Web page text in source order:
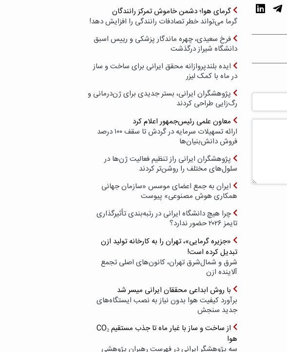
گرمای هوا؛ دشمن خاموش تمرکز رانندگان
گرما می‌تواند خطر تصادفات رانندگی را افزایش دهد!
فرخ سعیدی، چهره ماندگار پزشکی و رییس اسبق
دانشگاه شیراز درگذشت
ایده بلندپروازانه محقق ایرانی برای ساخت و ساز
در ماه با کمک لیزر
پژوهشگران ایرانی، بستر جدیدی برای ژن‌درمانی و
رگ‌زایی طراحی کردند
معاون علمی رئیس‌جمهور اعلام کرد
ارائه تسهیلات سرمایه در گردش تا سقف ۱۰۰ درصد
فروش دانش‌بنیان‌ها
پژوهشگران ایرانی راز تنظیم فعالیت ژن‌ها در
سلول‌های مختلف را روشن‌تر کردند
ایران به جمع اعضای موسس «سازمان جهانی
همکاری هوش مصنوعی» پیوست
چرا هیچ دانشگاه ایرانی در رتبه‌بندی تأثیرگذاری
تایمز ۲۰۲۶ حضور ندارد؟
«جزیره گرمایی»، تهران را به کارخانه تولید ازن
تبدیل کرده است!
شرق و شمال‌شرق تهران، کانون‌های اصلی تجمع
آلاینده ازن
با روش ابداعی محققان ایرانی میسر شد
برآورد کیفیت هوا بدون نیاز به نصب ایستگاه‌های
جدید سنجش
از ساخت و ساز با غبار ماه تا جذب مستقیم CO₂
هوا
سه پژوهشگر ایرانی در فهرست رهبران پژوهشی